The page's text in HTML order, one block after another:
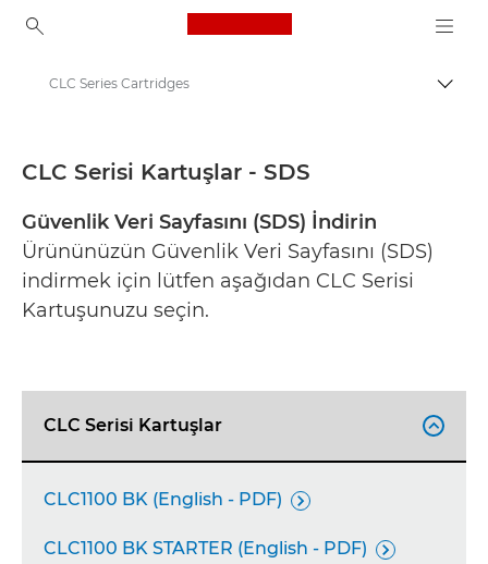
Canon Logo, back to
İçerik
Güvenlik veri sayfaları
CLC Series Cartridges
CLC Serisi Kartuşlar - SDS
Güvenlik Veri Sayfasını (SDS) İndirin
Ürününüzün Güvenlik Veri Sayfasını (SDS)
indirmek için lütfen aşağıdan CLC Serisi
Kartuşunuzu seçin.
CLC Serisi Kartuşlar 
CLC1100 BK (English - PDF) 
CLC1100 BK STARTER (English - PDF) 